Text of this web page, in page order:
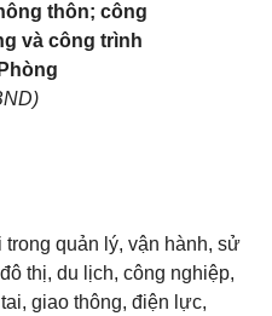
thôn; công
và công trình
trong quản lý, vận hành, sử
thị, du lịch, công nghiệp,
giao thông, điện lực,